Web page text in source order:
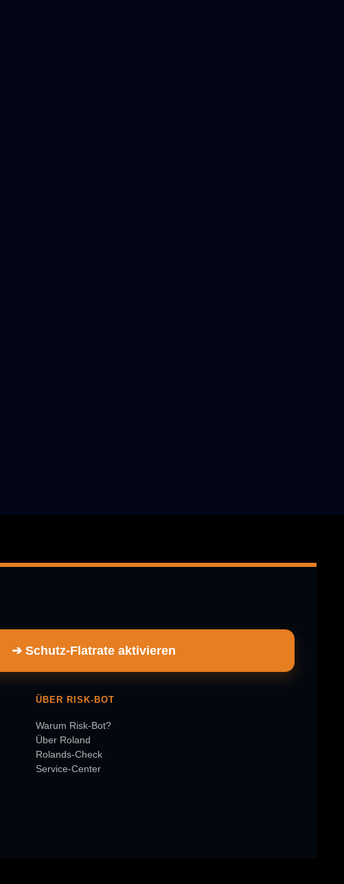
➔ Schutz-Flatrate aktivieren
ÜBER RISK-BOT
Warum Risk-Bot?
Über Roland
Rolands-Check
Service-Center